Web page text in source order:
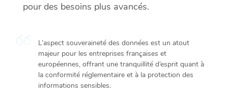
pour des besoins plus avancés.
L’aspect souveraineté des données est un atout
majeur pour les entreprises françaises et
européennes, offrant une tranquillité d’esprit quant à
la conformité réglementaire et à la protection des
informations sensibles.